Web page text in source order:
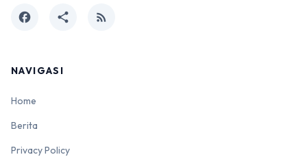
facebook share rss_feed
NAVIGASI
Home
Berita
Privacy Policy